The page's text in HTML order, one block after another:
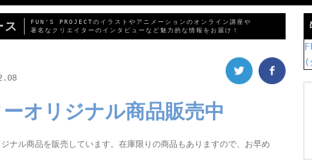
FUN'S PROJECTのイラストやアニメーションのオンライン講座や
著名なクリエイターのインタビューなど魅力的な情報をお届け！
オリジナル商品販売中
ナル商品を販売しています。在庫限りの商品もありますので、お早め
(